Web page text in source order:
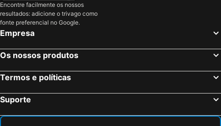
Encontre facilmente os nossos
resultados: adicione o trivago como
fonte preferencial no Google.
Empresa
Os nossos produtos
Termos e políticas
Suporte